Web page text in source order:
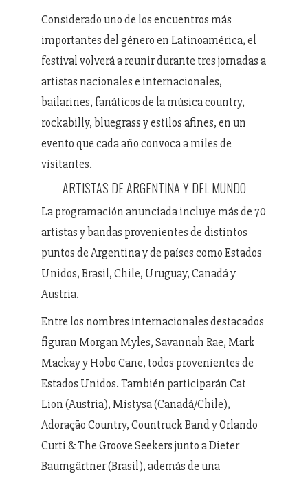
Considerado uno de los encuentros más
importantes del género en Latinoamérica, el
festival volverá a reunir durante tres jornadas a
artistas nacionales e internacionales,
bailarines, fanáticos de la música country,
rockabilly, bluegrass y estilos afines, en un
evento que cada año convoca a miles de
visitantes.
ARTISTAS DE ARGENTINA Y DEL MUNDO
La programación anunciada incluye más de 70
artistas y bandas provenientes de distintos
puntos de Argentina y de países como Estados
Unidos, Brasil, Chile, Uruguay, Canadá y
Austria.
Entre los nombres internacionales destacados
figuran Morgan Myles, Savannah Rae, Mark
Mackay y Hobo Cane, todos provenientes de
Estados Unidos. También participarán Cat
Lion (Austria), Mistysa (Canadá/Chile),
Adoração Country, Countruck Band y Orlando
Curti & The Groove Seekers junto a Dieter
Baumgärtner (Brasil), además de una